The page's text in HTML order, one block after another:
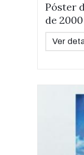
Póster
de 2000
Ver